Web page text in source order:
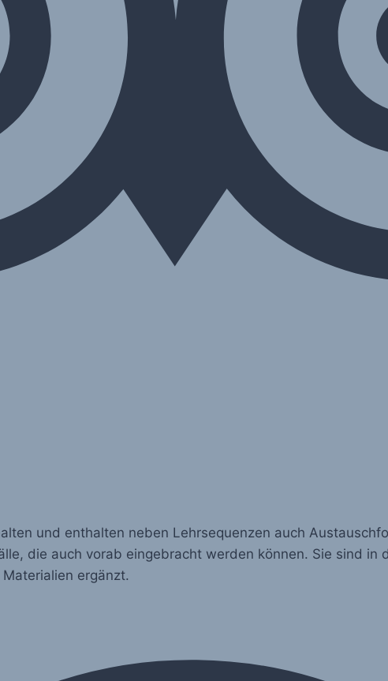
und enthalten neben Lehrsequenzen auch
die auch vorab eingebracht werden können. Sie sind in
ergänzt.